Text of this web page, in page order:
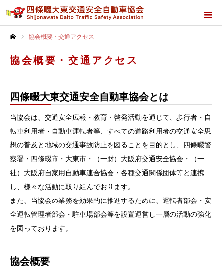
協会概要・交通アクセス
協会概要・交通アクセス
四條畷大東交通安全自動車協会とは
当協会は、交通安全広報・教育・啓発活動を通じて、歩行者・自
転車利用者・自動車運転者等、すべての道路利用者の交通安全思
想の普及と地域の交通事故防止を図ることを目的とし、四條畷警
察署・四條畷市・大東市・（一財）大阪府交通安全協会・（一
社）大阪府自家用自動車連合協会・各種交通関係団体等と連携
し、様々な活動に取り組んでおります。
また、当協会の業務を効果的に推進するために、運転者部会・安
全運転管理者部会・駐車場部会等を設置運営し一層の活動の強化
を図っております。
協会概要